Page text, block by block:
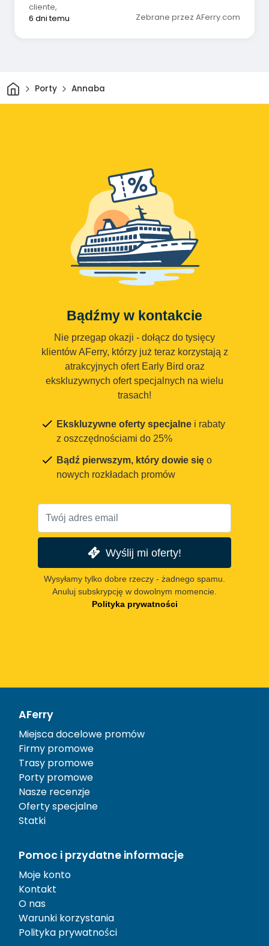
cliente,
6 dni temu
Zebrane przez AFerry.com
DomPorty Annaba
Bądźmy w kontakcie
Nie przegap okazji - dołącz do tysięcy
klientów AFerry, którzy już teraz korzystają z
atrakcyjnych ofert Early Bird oraz
ekskluzywnych ofert specjalnych na wielu
trasach!
Ekskluzywne oferty specjalne i rabaty
z oszczędnościami do 25%
Bądź pierwszym, który dowie się o
nowych rozkładach promów
Wyślij mi oferty!
Wysyłamy tylko dobre rzeczy - żadnego spamu.
Anuluj subskrypcję w dowolnym momencie.
Polityka prywatności
AFerry
Miejsca docelowe promów
Firmy promowe
Trasy promowe
Porty promowe
Nasze recenzje
Oferty specjalne
Statki
Pomoc i przydatne informacje
Moje konto
Kontakt
O nas
Warunki korzystania
Polityka prywatności